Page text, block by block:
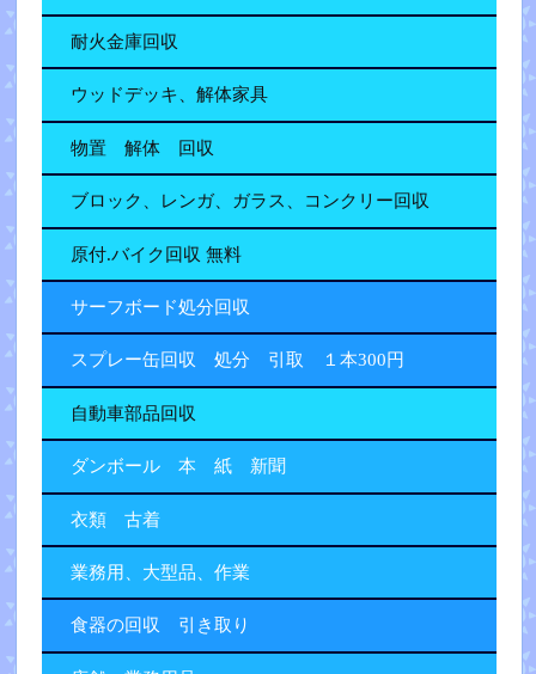
耐火金庫回収
ウッドデッキ、解体家具
物置 解体 回収
ブロック、レンガ、ガラス、コンクリー回収
原付.バイク回収 無料
サーフボード処分回収
スプレー缶回収 処分 引取 １本300円
自動車部品回収
ダンボール 本 紙 新聞
衣類 古着
業務用、大型品、作業
食器の回収 引き取り